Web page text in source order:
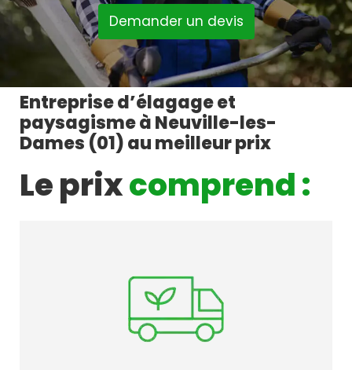
Demander un devis
Entreprise d’élagage et
paysagisme à Neuville-les-
Dames (01) au meilleur prix
Le prixcomprend :